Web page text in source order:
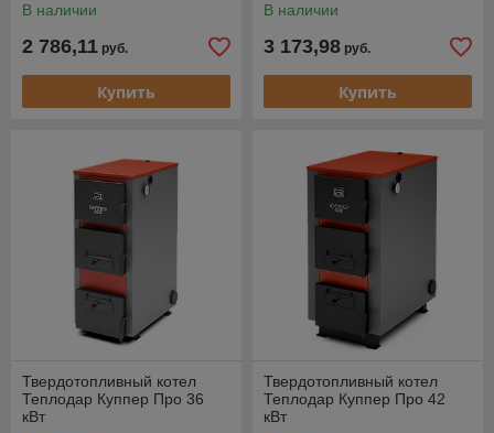
В наличии
2 786,11 руб.
Купить
В наличии
3 173,98 руб.
Купить
Твердотопливный котел
Теплодар Куппер Про 36
кВт
Твердотопливный котел
Теплодар Куппер Про 42
кВт